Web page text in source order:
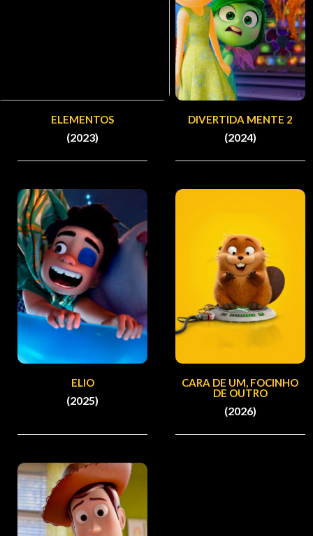
ELEMENTOS
(2023)
DIVERTIDA MENTE 2
(2024)
ELIO
(2025)
CARA DE UM, FOCINHO
DE OUTRO
(2026)